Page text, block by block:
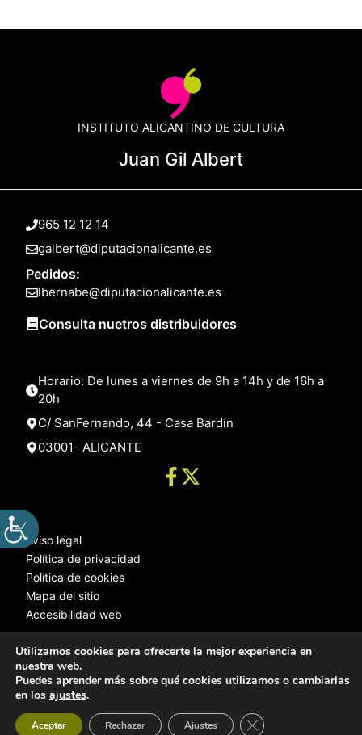
INSTITUTO ALICANTINO DE CULTURA
Juan Gil Albert
965 12 12 14
galbert@diputacionalicante.es
Pedidos:
lbernabe@diputacionalicante.es
Consulta nuetros distribuidores
Horario: De lunes a viernes de 9h a 14h y de 16h a
20h
C/ SanFernando, 44 - Casa Bardín
03001- ALICANTE
Aviso legal
Política de privacidad
Política de cookies
Mapa del sitio
Accesibilidad web
© 2025 Web desarrollada por el Servicio de Informática de Diputación
Utilizamos cookies para ofrecerte la mejor experiencia en
nuestra web.
Puedes aprender más sobre qué cookies utilizamos o cambiarlas
en los ajustes.
Aceptar Rechazar Ajustes Cerrar el banner de